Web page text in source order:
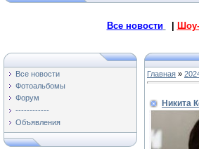
Все новости
Все новости
Фотоальбомы
Форум
------------
Объявления
Главная »
Никита